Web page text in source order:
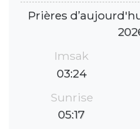
Prières
Imsak
03:24
Sunrise
05:17